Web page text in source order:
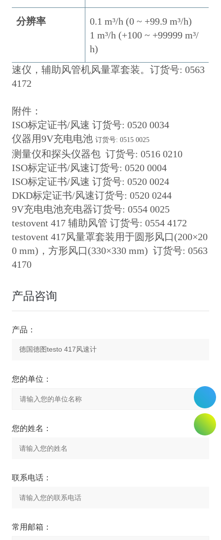
分辨率
0.1 m³/h (0 ~ +99.9 m³/h)
1 m³/h (+100 ~ +99999 m³/
h)
速仪，辅助风管机风量罩套装。订货号: 0563
4172
附件：
ISO标定证书/风速 订货号: 0520 0034
仪器用9V充电电池 订货号: 0515 0025
测量仪和探头仪器包 订货号: 0516 0210
ISO标定证书/风速订货号: 0520 0004
ISO标定证书/风速 订货号: 0520 0024
DKD标定证书/风速订货号: 0520 0244
9V充电电池充电器订货号: 0554 0025
testovent 417 辅助风管 订货号: 0554 4172
testovent 417风量罩套装用于圆形风口(200×20
0 mm)，方形风口(330×330 mm) 订货号: 0563
4170
产品咨询
产品：
您的单位：
您的姓名：
联系电话：
常用邮箱：